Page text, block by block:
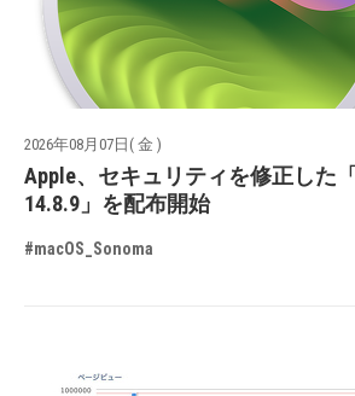
2026年08月07日( 金 )
Apple、セキュリティを修正した「
14.8.9」を配布開始
#macOS_Sonoma